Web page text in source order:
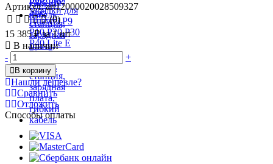
Артикул: art12000020028509327
(0)
15 385 ₽за 1 шт
В наличии
-
+
В корзину
Нашли дешевле?
Сравнить
Отложить
Способы оплаты